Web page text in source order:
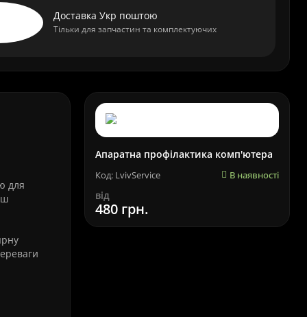
Доставка Укр поштою
Тільки для запчастин та комплектуючих
для
Апаратна профілактика комп'ютера
Код: LvivService В наявності
від
480 грн.